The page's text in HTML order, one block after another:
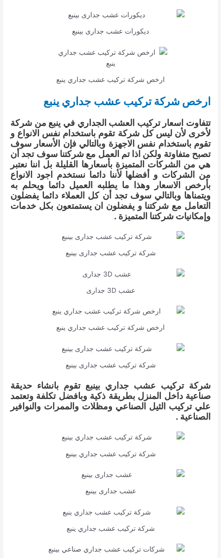
ديكورات عشب جدارى بينبع
ارخص شركة تركيب عشب جداري ينبع
ارخص شركة تركيب عشب جداري ينبع
تتفاوت اسعار تركيب العشب الجداري في ينبع من شركة
لأخرى لأن ليس كل شركة تقوم باستخدام نفس الانواع و
تقوم باستخدام نفس الاجهزة وبالتالي فإن الأسعار سوف
تصبح متفاوتة ولكن اذا تم العمل مع شركتنا سوف تجد أن
هي من الشركات المتميزة بأسعارها القليلة بل اننا نعتبر
من الشركات و أفضلها لأننا دائما نستخدم اجود الانواع
بأرخص الاسعار وهذا ما يطلبه العميل دائما ويحلم به
ويتمناها وبالتالي سوف تجد أن كل العملاء دائما يفضلون
التعامل مع شركتنا و يفضلون ان يستمتعون بكل خدمات
وإمكانيات شركتنا المتميزة .
شركة تركيب عشب جدارى بينبع
عشب 3D جدارى
ارخص شركة تركيب عشب جداري ينبع
شركة تركيب عشب جدارى بينبع
شركة تركيب عشب جداري بينبع تقوم بانشاء حديقة
صناعية داخل المنزل بطريقة ذكية وبافضل تكلفة وتعتمد
علي تركيب الثيل الصناعي ومظلات والممرات والنوافير
الصناعية .
شركة تركيب عشب جداري بينبع
عشب جدارى بينبع
شركة تركيب عشب جداري ينبع